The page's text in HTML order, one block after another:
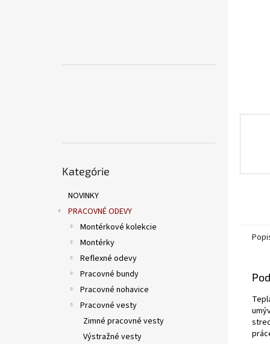
kategórie
Kategórie
NOVINKY
PRACOVNÉ ODEVY
Montérkové kolekcie
Montérky
Reflexné odevy
Pracovné bundy
Pracovné nohavice
Pracovné vesty
Zimné pracovné vesty
Výstražné vesty